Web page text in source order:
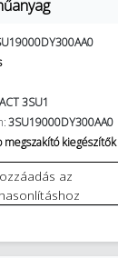
3SU1
3SU19000DY300AA0
megszakító kiegészítők